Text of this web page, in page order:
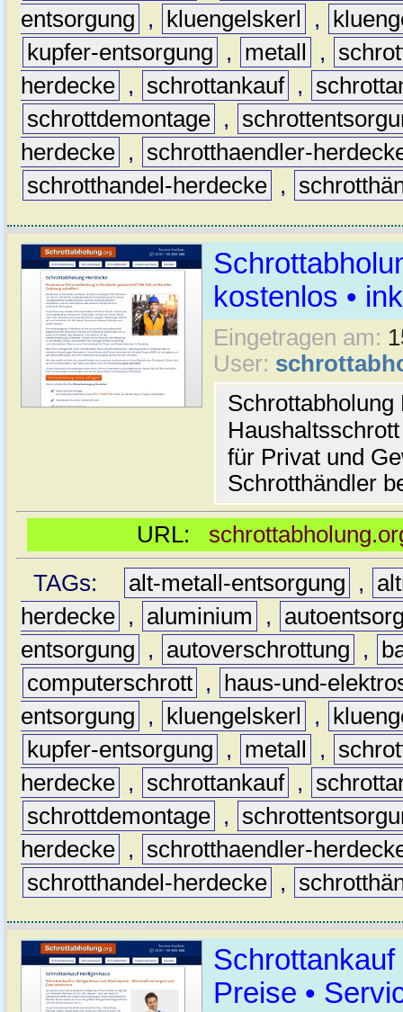
entsorgung
, kluengelskerl ,
kupfer-entsorgung
, metall ,
herdecke , schrottankauf ,
schrottdemontage ,
herdecke ,
schrotthaendler-
schrotthandel-herdecke ,
kostenlos •
Eingetragen am:
User:
für Privat und
Schrotthändler
URL:
TAGs:
alt-metall-entsorgung ,
herdecke , aluminium ,
entsorgung
, autoverschrottung ,
computerschrott ,
haus-und-
entsorgung
, kluengelskerl ,
kupfer-entsorgung
, metall ,
herdecke , schrottankauf ,
schrottdemontage ,
herdecke ,
schrotthaendler-
schrotthandel-herdecke ,
Schrottankauf
Preise •